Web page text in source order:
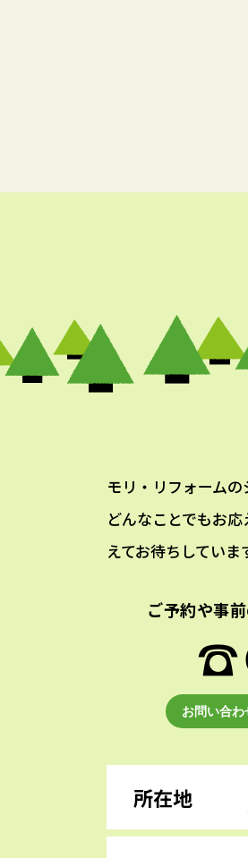
モリ・リフォームの
どんなことでもお
えてお待ちしていま
ご予約や事
お問い合わ
所在地